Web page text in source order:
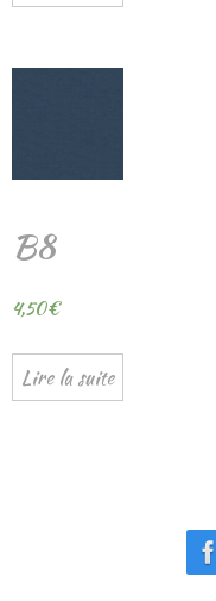
B8
4,50€
Lire la suite